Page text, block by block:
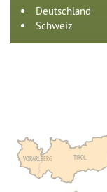
Deutschland
Schweiz
VORARLBERG TIROL